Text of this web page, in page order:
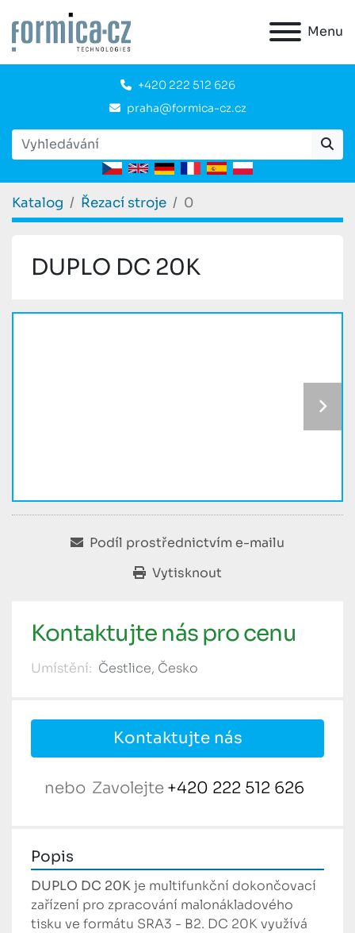
Menu
+420 222 512 626
praha@formica-cz.cz
Katalog Řezací stroje 0
DUPLO DC 20K
Podíl prostřednictvím e-mailu
Vytisknout
Kontaktujte nás pro cenu
Umístění: Čestlice, Česko
Kontaktujte nás
nebo Zavolejte +420 222 512 626
Popis
DUPLO DC 20K je multifunkční dokončovací
zařízení pro zpracování malonákladového
tisku ve formátu SRA3 - B2. DC 20K využívá